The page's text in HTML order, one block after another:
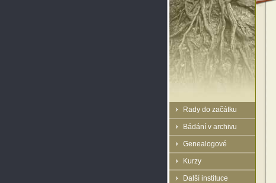
Rady do začátku
Bádání v archivu
Genealogové
Kurzy
Další instituce